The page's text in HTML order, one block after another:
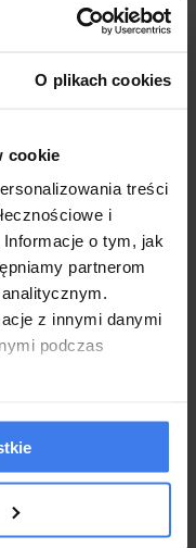
O plikach cookies
cookie
treści
i
o tym, jak
partnerom
z innymi danymi
podczas
TREND 07 czarne nogi
zł
w 2-3 tygodnie
koszyka
z oświetleniem PIEMONTE
02 jesion portland/czarny